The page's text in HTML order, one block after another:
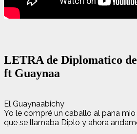
LETRA de Diplomatico
ft Guaynaa
El Guaynaabichy
Yo le compré un caballo al pana mio
que se llamaba Diplo y ahora